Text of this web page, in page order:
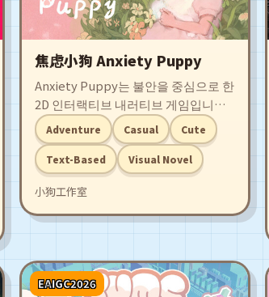
焦虑小狗 Anxiety Puppy
Anxiety Puppy는 불안을 중심으로 한
2D 인터랙티브 내러티브 게임입니다.
게임에서 불안은 작은 강아지로 의인
화됩니다. 플레이어는 그 이야기의 흐
름을 탐험하고 그것과 함께 공존하려
고 시도합니다. 그 흔적을 찾아가서 안
아주세요.
Adventure Casual Cute
Text-Based Visual Novel
小狗工作室
EAIGC2026